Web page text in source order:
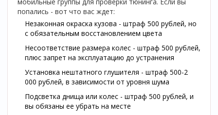
попались - вот что вас ждет:
Незаконная окраска кузова - штраф 500 рублей, но
с обязательным восстановлением цвета
Несоответствие размера колес - штраф 500 рублей,
плюс запрет на эксплуатацию до устранения
Установка нештатного глушителя - штраф 500-2
000 рублей, в зависимости от уровня шума
Подсветка днища или колес - штраф 500 рублей, и
вы обязаны ее убрать на месте